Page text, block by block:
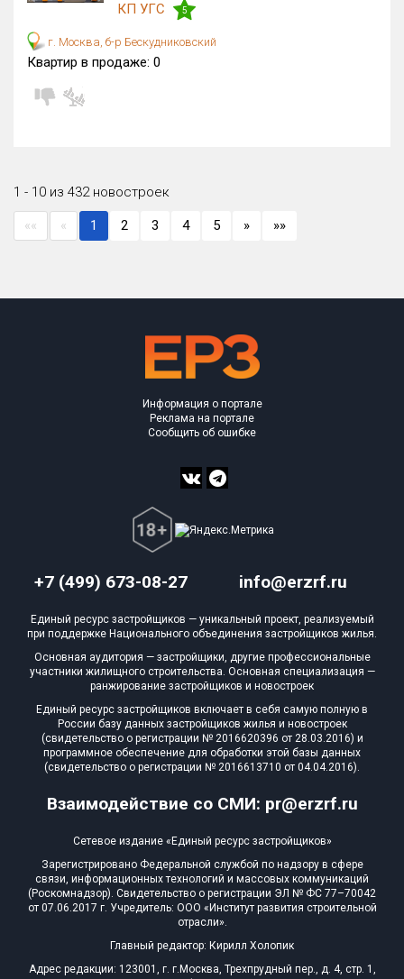
КП УГС 5
г. Москва, б-р Бескудниковский
Квартир в продаже: 0
1 - 10 из 432 новостроек
«« « 1 2 3 4 5 » »»
+7 (499) 673-08-27 info@erzrf.ru
Взаимодействие со СМИ: pr@erzrf.ru
Информация о портале
Реклама на портале
Сообщить об ошибке
Единый ресурс застройщиков — уникальный проект, реализуемый
при поддержке Национального объединения застройщиков жилья.
Основная аудитория — застройщики, другие профессиональные
участники жилищного строительства. Основная специализация —
ранжирование застройщиков и новостроек
Единый ресурс застройщиков включает в себя самую полную в
России базу данных застройщиков жилья и новостроек
(свидетельство о регистрации № 2016620396 от 28.03.2016) и
программное обеспечение для обработки этой базы данных
(свидетельство о регистрации № 2016613710 от 04.04.2016).
Сетевое издание «Единый ресурс застройщиков»
Зарегистрировано Федеральной службой по надзору в сфере
связи, информационных технологий и массовых коммуникаций
(Роскомнадзор). Свидетельство о регистрации ЭЛ № ФС 77–70042
от 07.06.2017 г. Учредитель: ООО «Институт развития строительной
отрасли».
Главный редактор: Кирилл Холопик
Адрес редакции: 123001, г. г.Москва, Трехпрудный пер., д. 4, стр. 1,